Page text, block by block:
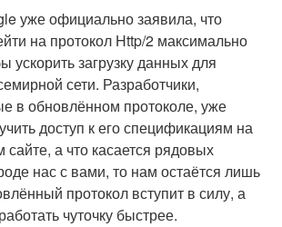
уже официально заявила, что
на протокол Http/2 максимально
ускорить загрузку данных для
сети. Разработчики,
в обновлённом протоколе, уже
доступ к его спецификациям на
а что касается рядовых
нас с вами, то нам остаётся лишь
протокол вступит в силу, а
чуточку быстрее.